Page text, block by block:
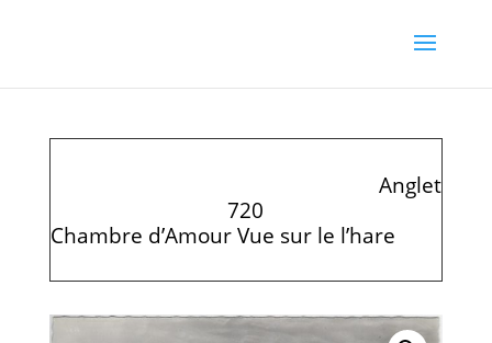
Anglet
720
Chambre d’Amour Vue sur le l’hare